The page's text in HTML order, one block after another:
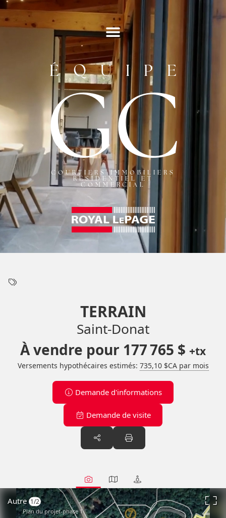
ÉQUIPE
GC
COURTIERS IMMOBILIERS
RÉSIDENTIEL ET
COMMERCIAL
TERRAIN
Saint-Donat
À vendre pour 177 765 $ +tx
Versements hypothécaires estimés: 735,10 $CA par mois
Demande d'informations
Demande de visite
Autre 1/2
Plan du projet-phase 1